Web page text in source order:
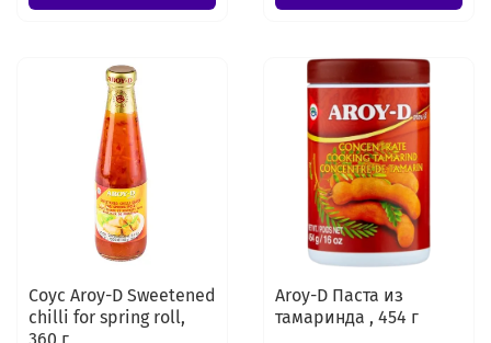
Соус Aroy-D Sweetened
chilli for spring roll,
Aroy-D Паста из
тамаринда , 454 г